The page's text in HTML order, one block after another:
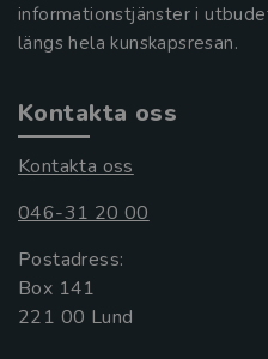
informationstjänster i
längs hela kunskapsresan.
Kontakta oss
Kontakta oss
046-31 20 00
Postadress:
Box 141
221 00 Lund